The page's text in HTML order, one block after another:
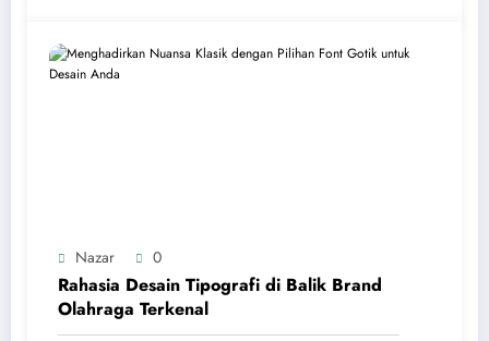
Nazar 0
Rahasia Desain Tipografi di Balik Brand
Olahraga Terkenal